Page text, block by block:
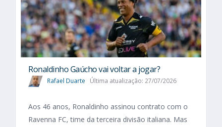
Ronaldinho Gaúcho vai voltar a jogar?
Rafael Duarte Última atualização: 27/07/2026
Aos 46 anos, Ronaldinho assinou contrato com o
Ravenna FC, time da terceira divisão italiana. Mas